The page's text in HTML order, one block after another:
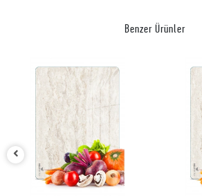
Benzer Ürünler